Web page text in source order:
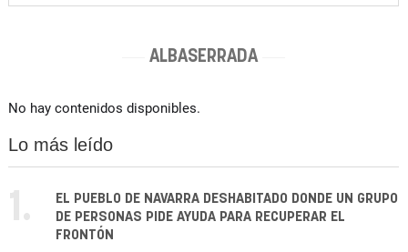
ALBASERRADA
No hay contenidos disponibles.
Lo más leído
1.
EL PUEBLO DE NAVARRA DESHABITADO DONDE UN GRUPO
DE PERSONAS PIDE AYUDA PARA RECUPERAR EL
FRONTÓN